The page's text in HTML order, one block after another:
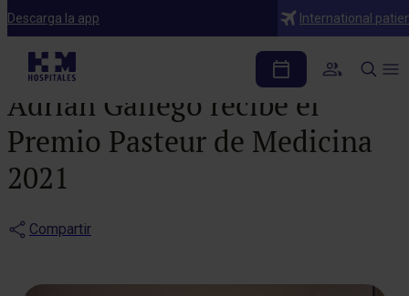
Descarga la app International
Noticias
El traumatólogo Dr.
Adrián Gallego recibe el
Premio Pasteur de Medicina
2021
Compartir